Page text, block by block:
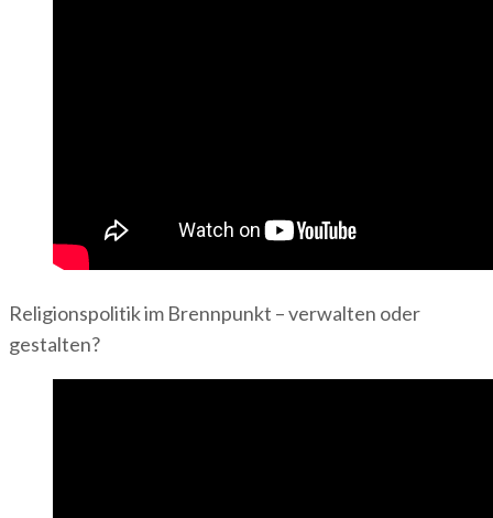
Religionspolitik im Brennpunkt – verwalten oder
gestalten?